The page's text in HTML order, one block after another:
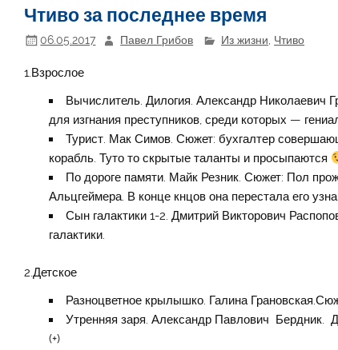
Чтиво за последнее время
06.05.2017 Павел Грибов Из жизни Чтиво
1.Взрослое
Вычислитель. Дилогия. Александр Николаевич
для изгнания преступников, среди которых —
Турист. Мак Симов. Сюжет: бухгалтер
корабль. Туто то скрытые таланты и просыпаются
По дороге памяти. Майк Резник. Сюжет: Пол
Альцгеймера. В конце кнцов она перестала его
Сын галактики 1-2. Дмитрий Викторович
галактики.
2.Детское
Разноцветное крылышко. Галина
Утренняя заря. Александр Павлович Бердник.
(+)